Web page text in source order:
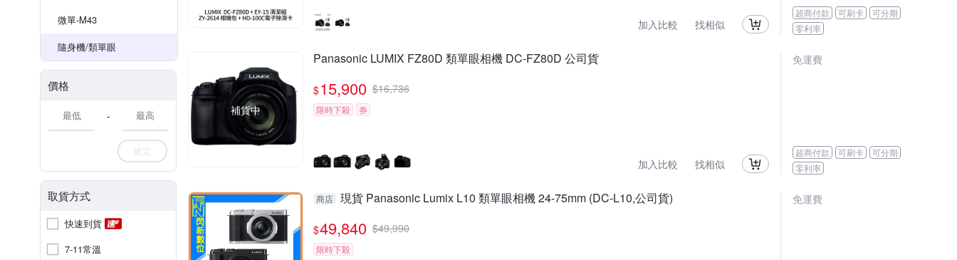
微單-M43
隨身機/類單眼
價格
-
確定
取貨方式
快速到貨
7-11常溫
加入比較 找相似
超商付款 可刷卡
可分期
零利率
補貨中
Panasonic LUMIX FZ80D 類單眼相機 DC-FZ80D 公司貨
$15,900 $16,736
限時下殺 券
加入比較 找相似
免運費
超商付款 可刷卡
可分期
零利率
商店 現貨 Panasonic Lumix L10 類單眼相機 24-75mm (DC-L10,公司貨)
$49,840 $49,990
限時下殺
免運費